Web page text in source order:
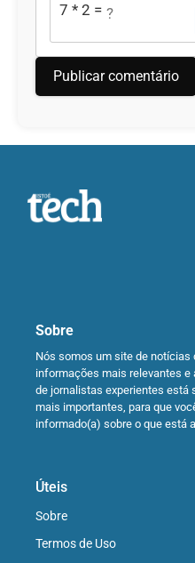
7 * 2 = ?
Sobre
Nós somos um site de notícias
informações mais relevantes e
de jornalistas experientes está
mais importantes, para que
informado(a) sobre o que está
Úteis
Sobre
Termos de Uso